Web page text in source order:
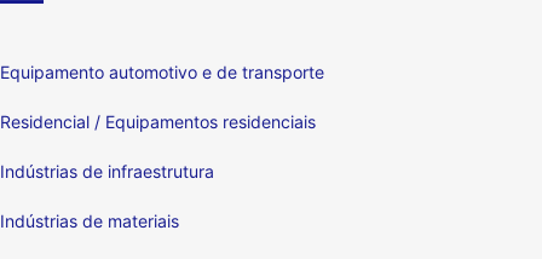
Equipamento automotivo e de transporte
Residencial / Equipamentos residenciais
Indústrias de infraestrutura
Indústrias de materiais